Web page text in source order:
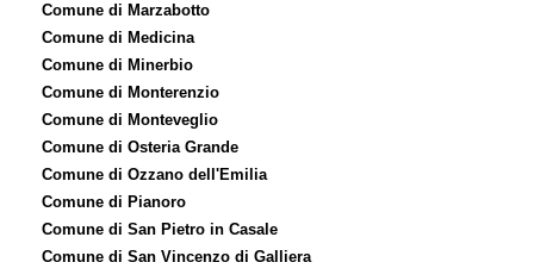
Comune di Marzabotto
Comune di Medicina
Comune di Minerbio
Comune di Monterenzio
Comune di Monteveglio
Comune di Osteria Grande
Comune di Ozzano dell'Emilia
Comune di Pianoro
Comune di San Pietro in Casale
Comune di San Vincenzo di Galliera